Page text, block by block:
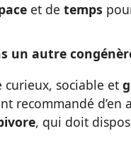
et de temps
un autre
curieux, sociable et
recommandé d’en
, qui doit